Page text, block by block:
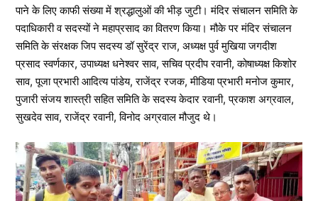
पाने के लिए काफी संख्या में श्रद्धालुओं की भीड़ जुटी। मंदिर संचालन समिति के
पदाधिकारी व सदस्यों ने महाप्रसाद का वितरण किया। मौके पर मंदिर संचालन
समिति के संरक्षक जिप सदस्य डॉ सुरेंद्र राज, अध्यक्ष पुर्व मुखिया जगदीश
प्रसाद स्वर्णकार, उपाध्यक्ष धनेश्वर साव, सचिव प्रदीप रवानी, कोषाध्यक्ष किशोर
साव, पूजा प्रभारी आदित्य पांडेय, राजेंद्र रजक, मीडिया प्रभारी मनोज कुमार,
पुजारी संजय शास्त्री सहित समिति के सदस्य केदार रवानी, प्रकाश अग्रवाल,
सुखदेव साव, राजेंद्र रवानी, विनोद अग्रवाल मौजुद थे।